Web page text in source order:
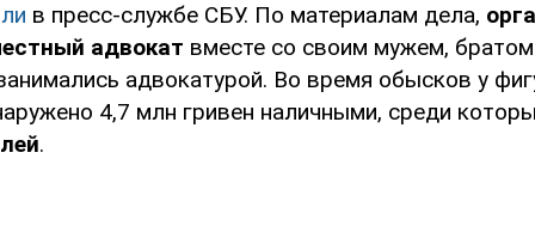
в пресс-службе СБУ. По материалам дела,
адвокат вместе со своим мужем,
адвокатурой. Во время обысков у
4,7 млн гривен наличными, среди
.